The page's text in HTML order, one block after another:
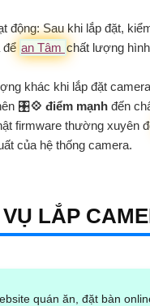
động: Sau khi lắp đặt,
để an Tâm chất lượng
khác khi lắp đặt
🎛💠 điểm mạnh đến
firmware thường xuyên
của hệ thống camera.
LẮP